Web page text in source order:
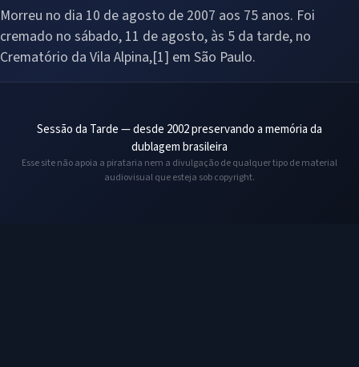
Morreu no dia 10 de agosto de 2007 aos 75 anos. Foi
cremado no sábado, 11 de agosto, às 5 da tarde, no
Crematório da Vila Alpina,[1] em São Paulo.
Sessão da Tarde — desde 2002 preservando a memória da
dublagem brasileira
Esse site não apoia a pirataria nem a divulgação de qualquer tipo de material
audiovisual que esteja sob copyright.